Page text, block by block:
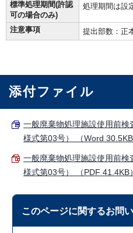
標準処理期間(許認
可の場合のみ)
処理期間は設
注意事項 提出部数：正
添付ファイル
一般廃棄物処理施設使用前検
様式第03号） （Word 30.5KB
一般廃棄物処理施設使用前検
様式第03号） （PDF 41.4KB）
このページに関するお問